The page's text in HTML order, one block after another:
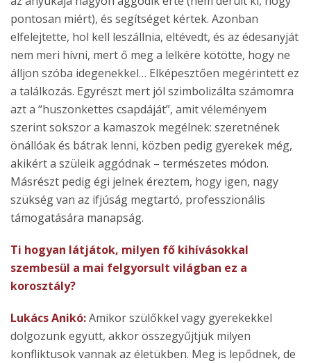
pontosan miért), és segítséget kértek. Azonban
elfelejtette, hol kell leszállnia, eltévedt, és az édesanyját
nem meri hívni, mert ő meg a lelkére kötötte, hogy ne
álljon szóba idegenekkel… Elképesztően megérintett ez
a találkozás. Egyrészt mert jól szimbolizálta számomra
azt a “huszonkettes csapdáját”, amit véleményem
szerint sokszor a kamaszok megélnek: szeretnének
önállóak és bátrak lenni, közben pedig gyerekek még,
akikért a szüleik aggódnak – természetes módon.
Másrészt pedig égi jelnek éreztem, hogy igen, nagy
szükség van az ifjúság megtartó, professzionális
támogatására manapság.
Ti hogyan látjátok, milyen fő kihívásokkal
szembesül a mai felgyorsult világban ez a
korosztály?
Lukács Anikó:Amikor szülőkkel vagy gyerekekkel
dolgozunk együtt, akkor összegyűjtjük milyen
konfliktusok vannak az életükben. Meg is lepődnek, de